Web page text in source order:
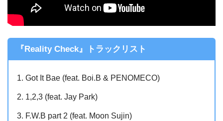
『Reality Check』トラックリスト
Got It Bae (feat. Boi.B & PENOMECO)
1,2,3 (feat. Jay Park)
F.W.B part 2 (feat. Moon Sujin)